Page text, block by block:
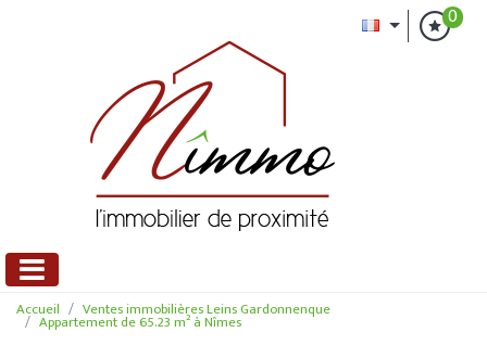
0
Accueil Ventes immobilières Leins Gardonnenque
Appartement de 65.23 m² à Nîmes